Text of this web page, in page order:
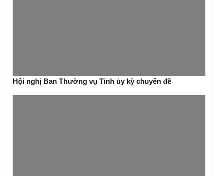
Hội nghị Ban Thường vụ Tỉnh ủy kỳ chuyên đề